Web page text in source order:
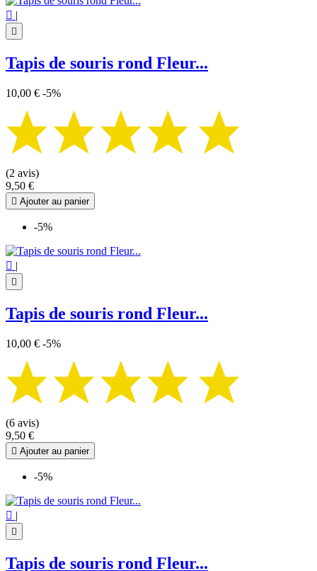
 |

Tapis de souris rond Fleur...
10,00 € -5%
(2 avis)
9,50 €
 Ajouter au panier
-5%
 |

Tapis de souris rond Fleur...
10,00 € -5%
(6 avis)
9,50 €
 Ajouter au panier
-5%
 |

Tapis de souris rond Fleur...